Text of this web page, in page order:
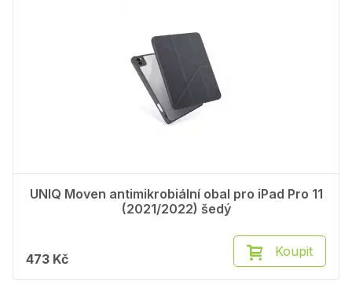
UNIQ Moven antimikrobiální obal pro iPad Pro 11
(2021/2022) šedý
473 Kč Koupit